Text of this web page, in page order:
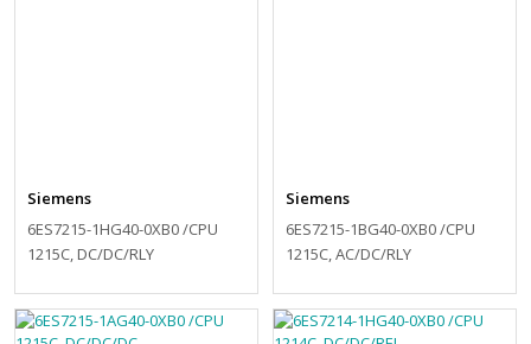
Siemens
6ES7215-1HG40-0XB0 /CPU
1215C, DC/DC/RLY
Siemens
6ES7215-1BG40-0XB0 /CPU
1215C, AC/DC/RLY